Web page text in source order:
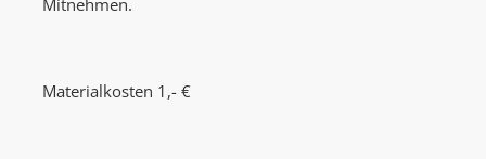
Materialkosten 1,- €